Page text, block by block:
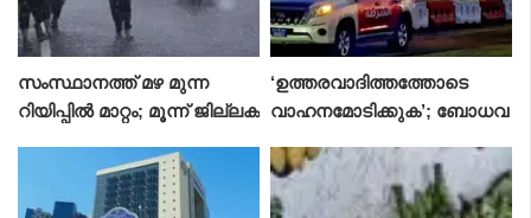
സംസ്ഥാനത്ത് മഴ മുന്ന
റിയിപ്പിൽ മാറ്റം; മൂന്ന് ജില്ലക
‘ഉത്തരവാദിത്തത്തോടെ
വാഹനമോടിക്കുക’; ബോധവ
അജ്മാൻ പോലീസ്